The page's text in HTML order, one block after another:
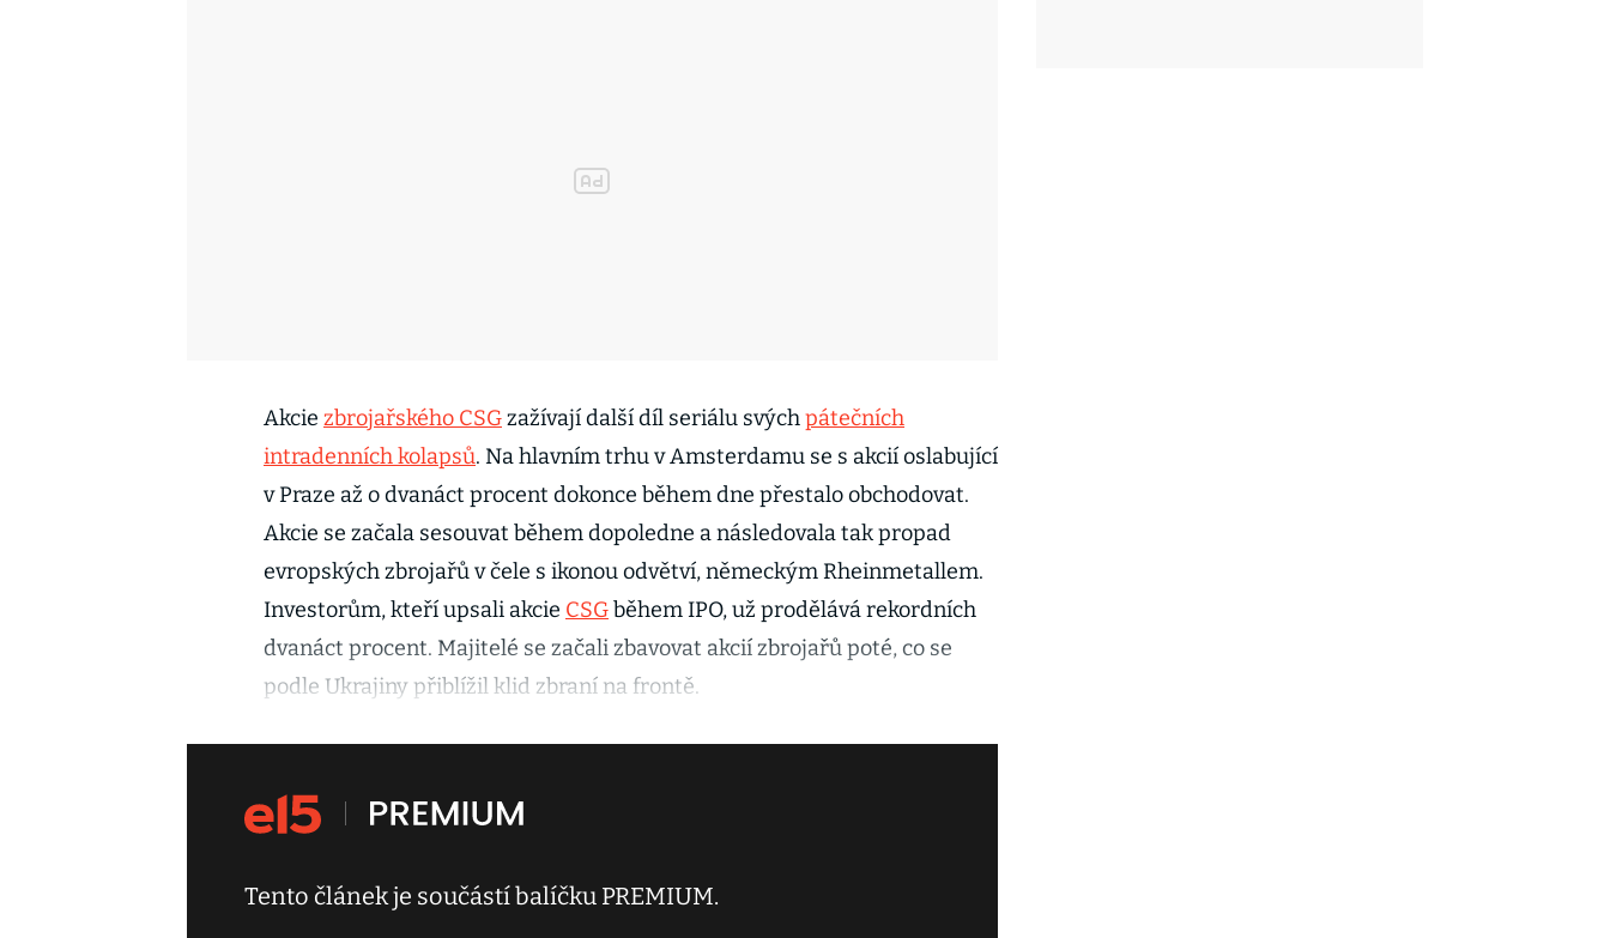
Akcie zbrojařského CSGzažívají další díl seriálu svýchpátečních
intradenních kolapsů. Na hlavním trhu v Amsterdamu se s akcií oslabující
v Praze až o dvanáct procent dokonce během dne přestalo obchodovat.
Akcie se začala sesouvat během dopoledne a následovala tak propad
evropských zbrojařů v čele s ikonou odvětví, německým Rheinmetallem.
Investorům, kteří upsali akcie CSGběhem IPO, už prodělává rekordních
dvanáct procent. Majitelé se začali zbavovat akcií zbrojařů poté, co se
podle Ukrajiny přiblížil klid zbraní na frontě.
Tento článek je součástí balíčku PREMIUM.